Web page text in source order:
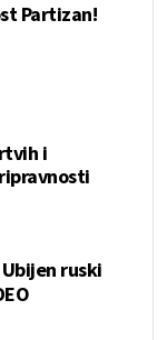
Partizan!
i
ruski